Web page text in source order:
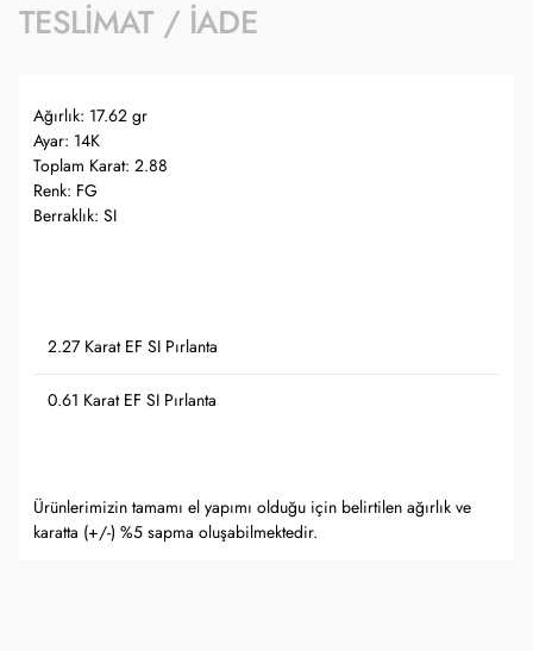
TESLIMAT / İADE
Ağırlık: 17.62 gr
Ayar: 14K
Toplam Karat: 2.88
Renk: FG
Berraklık: SI
2.27 Karat EF SI Pırlanta
0.61 Karat EF SI Pırlanta
Ürünlerimizin tamamı el yapımı olduğu için belirtilen ağırlık ve
karatta (+/-) %5 sapma oluşabilmektedir.